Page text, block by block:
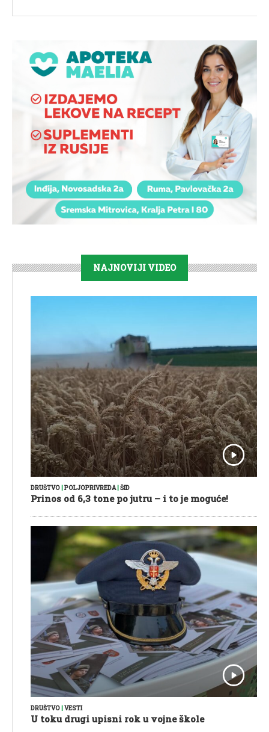
NAJNOVIJI VIDEO
DRUŠTVO POLJOPRIVREDA| ŠID
Prinos od 6,3 tone po jutru – i to je moguće!
DRUŠTVO|VESTI
U toku drugi upisni rok u vojne škole